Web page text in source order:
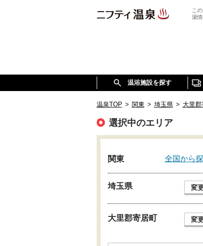
こ
湯情
温浴施設を探す
温泉TOP > 関東 > 埼玉県 > 大里
選択中のエリア
関東 全国から
埼玉県 変
大里郡寄居町 変